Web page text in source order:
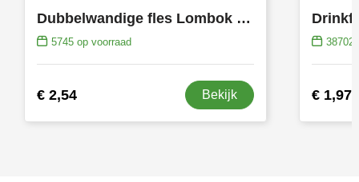
Dubbelwandige fles Lombok | 500 ml
5745op voorraad
€ 2,54 Bekijk
38702
€ 1,97